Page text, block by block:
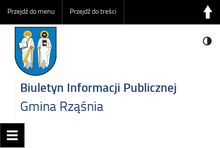
Przejdź do menu Przejdź do treści
Biuletyn Informacji Publicznej
Gmina Rząśnia